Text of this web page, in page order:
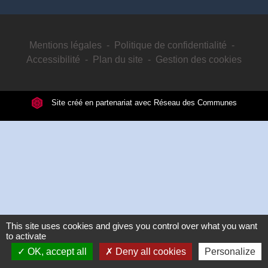
Mentions légales - Politique de confidentialité -
Accessibilité - Plan du site - Gestion des cookies
Site créé en partenariat avec Réseau des Communes
This site uses cookies and gives you control over what you want
to activate
OK, accept all
Deny all cookies Personalize